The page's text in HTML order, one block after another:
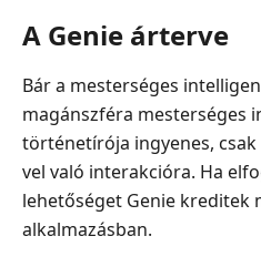
A Genie árterve
Bár a mesterséges
magánszféra mesterséges
történetírója ingyenes, csak
vel való interakcióra. Ha
lehetőséget Genie kreditek
alkalmazásban.